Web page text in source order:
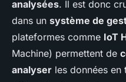
analysées. Il est donc
dans un système de
plateformes comme IoT
Machine) permettent de
analyser les données en